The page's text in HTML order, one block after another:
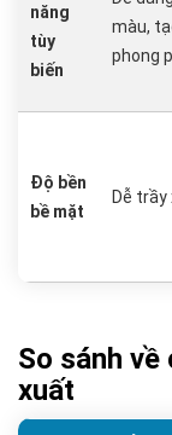
năng
tùy
biến
màu,
phong
Độ bền
bề mặt
Dễ
So sánh về
xuất